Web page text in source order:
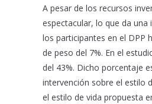
A pesar de los recursos
espectacular, lo que da
los participantes en el DPP
de peso del 7%. En el
del 43%. Dicho porcentaje
intervención sobre el estilo
el estilo de vida propuesta